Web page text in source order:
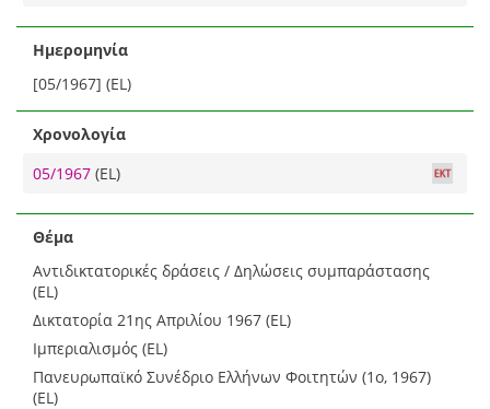
Ημερομηνία
[05/1967] (EL)
Χρονολογία
05/1967 (EL)
Θέμα
Αντιδικτατορικές δράσεις / Δηλώσεις συμπαράστασης
(EL)
Δικτατορία 21ης Απριλίου 1967 (EL)
Ιμπεριαλισμός (EL)
Πανευρωπαϊκό Συνέδριο Ελλήνων Φοιτητών (1ο, 1967)
(EL)